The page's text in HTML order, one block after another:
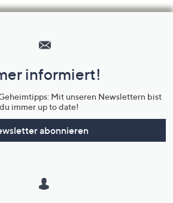
informiert!
Mit unseren Newslettern bist
du immer up to date!
abonnieren